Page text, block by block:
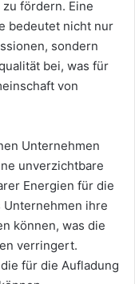
fördern. Eine
bedeutet nicht nur
sondern
bei, was für
von
Unternehmen
unverzichtbare
Energien für die
Unternehmen ihre
können, was die
verringert.
für die Aufladung